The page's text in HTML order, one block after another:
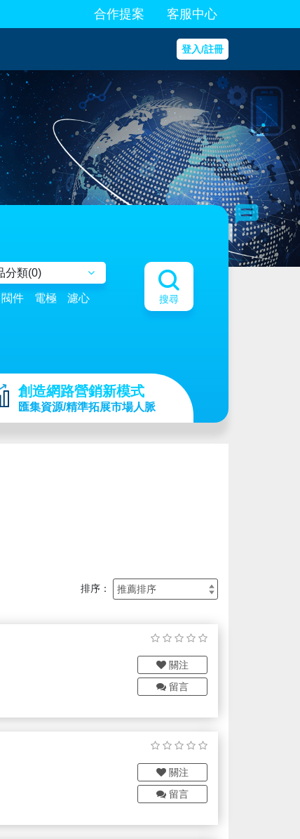
合作提案 客服中心
登入/註冊
分類(0)
閥件 電極
濾心
搜尋
創造網路營銷新模式
匯集資源/精準拓展市場人脈
排序：
關注
留言
關注
留言